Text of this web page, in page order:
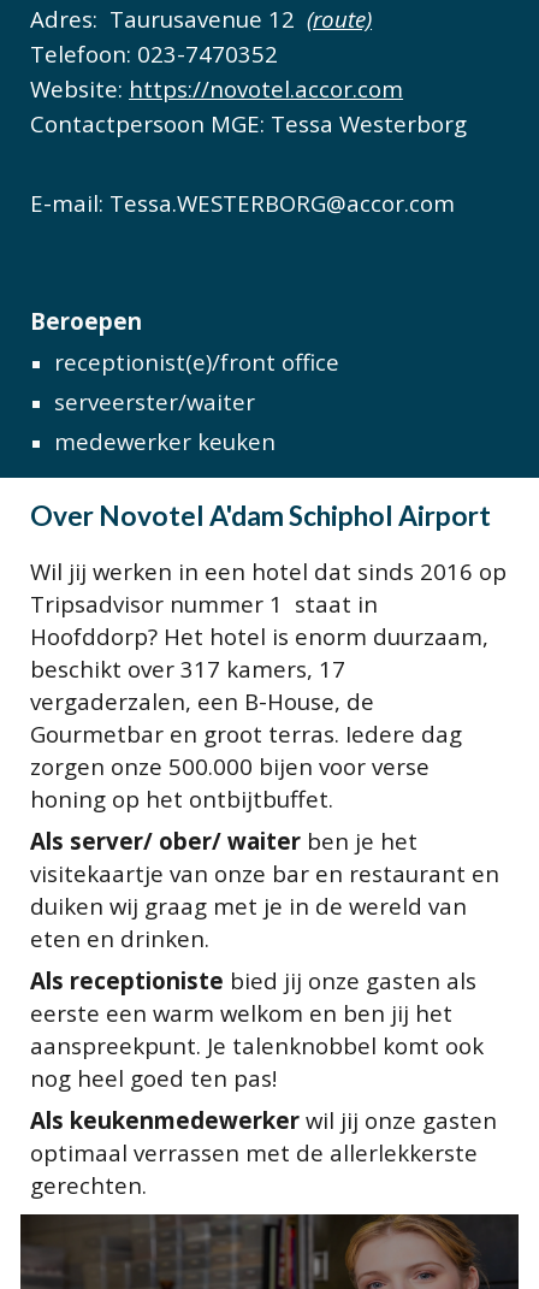
Adres: Taurusavenue 12 (route)
Telefoon: 023-7470352
Website: https://novotel.accor.com
Contactpersoon MGE: Tessa Westerborg
E-mail: Tessa.WESTERBORG@accor.com
Beroepen
receptionist(e)/front office
serveerster/waiter
medewerker keuken
Over Novotel A'dam Schiphol Airport
Wil jij werken in een hotel dat sinds 2016 op
Tripsadvisor nummer 1 staat in
Hoofddorp? Het hotel is enorm duurzaam,
beschikt over 317 kamers, 17
vergaderzalen, een B-House, de
Gourmetbar en groot terras. Iedere dag
zorgen onze 500.000 bijen voor verse
honing op het ontbijtbuffet.
Als server/ ober/ waiter ben je het
visitekaartje van onze bar en restaurant en
duiken wij graag met je in de wereld van
eten en drinken.
Als receptioniste bied jij onze gasten als
eerste een warm welkom en ben jij het
aanspreekpunt. Je talenknobbel komt ook
nog heel goed ten pas!
Als keukenmedewerker wil jij onze gasten
optimaal verrassen met de allerlekkerste
gerechten.